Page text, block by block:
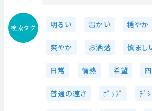
検索タグ 明るい 温かい 穏やか
爽やか お洒落 慎まし
日常 情熱 希望
普通の速さ ﾎﾟｯﾌﾟ ﾃﾞ